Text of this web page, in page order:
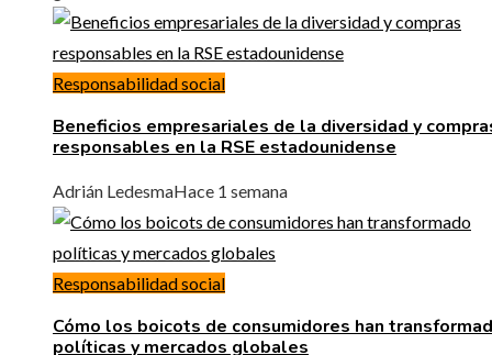
Responsabilidad social
Beneficios empresariales de la diversidad y
responsables en la RSE estadounidense
Adrián LedesmaHace 1 semana
Responsabilidad social
Cómo los boicots de consumidores han
políticas y mercados globales